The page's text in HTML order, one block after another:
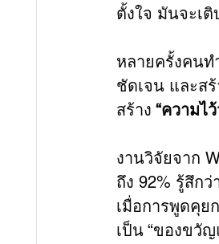
ตั้งใจ มันจะเ
หลายครั้งคนท
ชัดเจน และส
สร้าง “ความไ
งานวิจัยจาก
ถึง 92% รู้สึก
เมื่อการพูดคุ
เป็น “ของขวั